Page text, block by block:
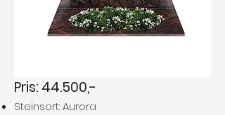
Pris: 44.500,-
Steinsort: Aurora